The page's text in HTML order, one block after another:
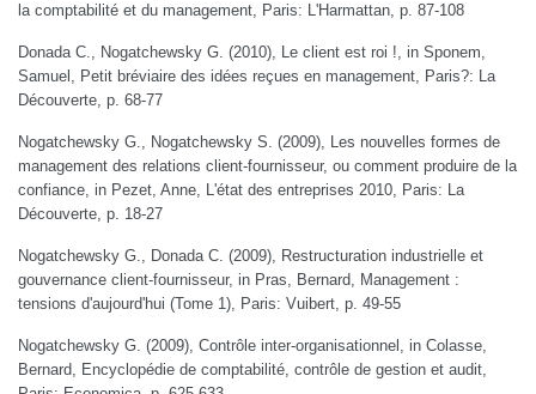
la comptabilité et du management, Paris: L'Harmattan, p. 87-108
Donada C., Nogatchewsky G. (2010), Le client est roi !, in Sponem,
Samuel, Petit bréviaire des idées reçues en management, Paris?: La
Découverte, p. 68-77
Nogatchewsky G., Nogatchewsky S. (2009), Les nouvelles formes de
management des relations client-fournisseur, ou comment produire de la
confiance, in Pezet, Anne, L'état des entreprises 2010, Paris: La
Découverte, p. 18-27
Nogatchewsky G., Donada C. (2009), Restructuration industrielle et
gouvernance client-fournisseur, in Pras, Bernard, Management :
tensions d'aujourd'hui (Tome 1), Paris: Vuibert, p. 49-55
Nogatchewsky G. (2009), Contrôle inter-organisationnel, in Colasse,
Bernard, Encyclopédie de comptabilité, contrôle de gestion et audit,